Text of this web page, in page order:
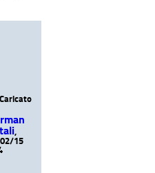
Caricato
15